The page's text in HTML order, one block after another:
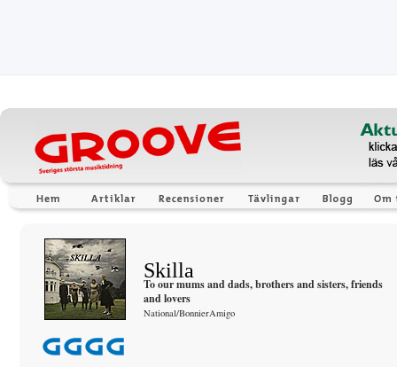
Skilla
To our mums and dads, brothers and sisters, friends
and lovers
National/BonnierAmigo